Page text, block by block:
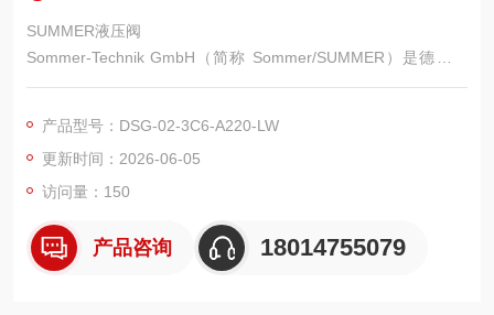
SUMMER液压阀
Sommer‑Technik GmbH（简称 Sommer/SUMMER）是德国精
密流体与润滑技术专业制造商，核心定位是微量、低压、精密润
产品型号：DSG-02-3C6-A220-LW
更新时间：2026-06-05
访问量：150
产品咨询 18014755079